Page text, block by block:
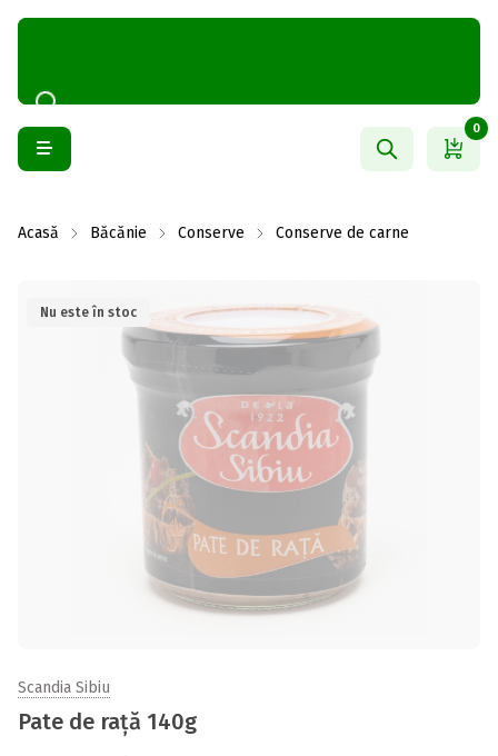
0
Acasă Băcănie Conserve Conserve de carne
Nu este în stoc
Scandia Sibiu
Pate de rață 140g